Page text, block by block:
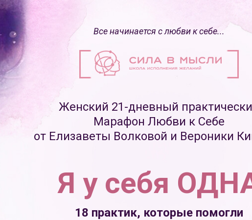
Все начинается с любви к себе...
Женский 21-дневный
Марафон Любви к Себе
от Елизаветы Волковой и Вероники
Я у себя
18 практик, которые помогли